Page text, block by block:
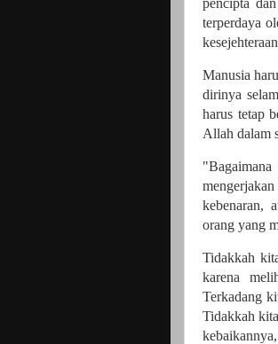
pencipta
terperdaya
Manusia
dirinya
harus tetap
Allah dalam
kebenaran,
orang yang
Tidakkah
karena
Terkadang
Tidakkah